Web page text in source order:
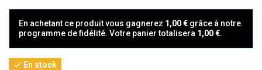
En achetant ce produit vous gagnerez 1,00 € grâce à notre
programme de fidélité. Votre panier totalisera 1,00 €.
 En stock